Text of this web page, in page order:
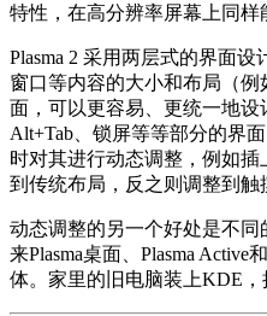
特性，在高分辨率屏幕上同样
Plasma 2 采用两层式的界面
窗口等内容的大小和布局（
面，可以更容易、更统一地
Alt+Tab、锁屏等等部分的界
时对其进行动态调整，例如插
到传统布局，反之则调整到触
动态调整的另一个好处是不
来Plasma桌面、Plasma Active
体。家里的旧电脑装上KDE，